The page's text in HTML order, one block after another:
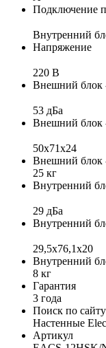
Подключение
Внутренний
Напряжение
220 В
Внешний блок
53 дБа
Внешний блок
50х71х24
Внешний блок
25 кг
Внутренний
29 дБа
Внутренний
29,5x76,1x20
Внутренний
8 кг
Гарантия
3 года
Поиск по
Настенные
Артикул